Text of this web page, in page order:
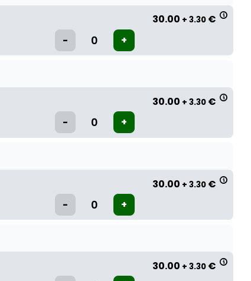
30.00 + 3.30 €
30.00 + 3.30 €
30.00 + 3.30 €
30.00 + 3.30 €